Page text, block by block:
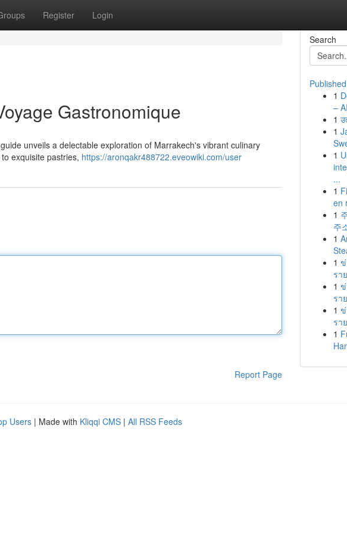
Register Login
Gastronomique
unveils a delectable exploration of Marrakech's vibrant culinary
exquisite pastries, https://aronqakr488722.eveowiki.com/user
Report Page
Search
1
–
1
1
1
...
1
en
1
주
1
1
รา
1
รา
1
รา
1
Users | Made with Kliqqi CMS | All RSS Feeds